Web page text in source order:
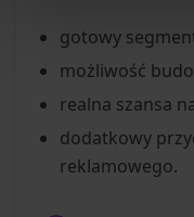
gotowy
możliwość
realna szansa
dodatkowy
reklamowego.